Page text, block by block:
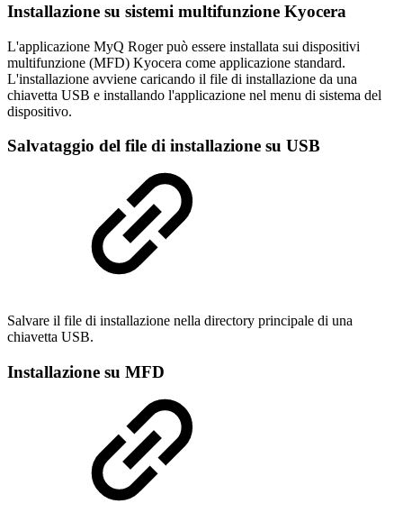
Installazione su sistemi multifunzione Kyocera
L'applicazione MyQ Roger può essere installata sui dispositivi
multifunzione (MFD) Kyocera come applicazione standard.
L'installazione avviene caricando il file di installazione da una
chiavetta USB e installando l'applicazione nel menu di sistema del
dispositivo.
Salvataggio del file di installazione su USB
Salvare il file di installazione nella directory principale di una
chiavetta USB.
Installazione su MFD